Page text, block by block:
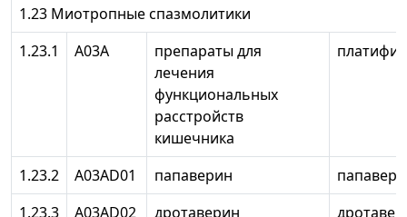
1.23 Миотропные спазмолитики
1.23.1
А03А
препараты для
лечения
функциональных
расстройств
кишечника
1.23.2 A03AD01 папаверин
1.23.3
A03AD02 дротаверин